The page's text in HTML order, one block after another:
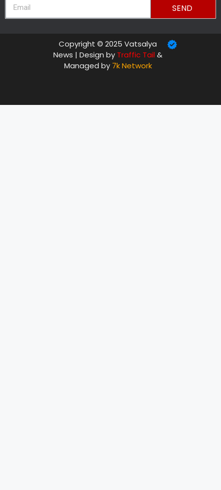
SEND
Copyright © 2025 Vatsalya
News | Design by Traffic Tail&
Managed by 7k Network